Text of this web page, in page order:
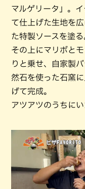
マルゲリータ」。
て仕上げた生地を
た特製ソースを塗る
その上にマリボと
りと乗せ、自家製
然石を使った石窯
げて完成。
アツアツのうちにい